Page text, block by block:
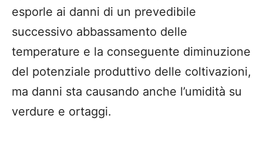
esporle ai danni di un prevedibile
successivo abbassamento delle
temperature e la conseguente diminuzione
del potenziale produttivo delle coltivazioni,
ma danni sta causando anche l’umidità su
verdure e ortaggi.